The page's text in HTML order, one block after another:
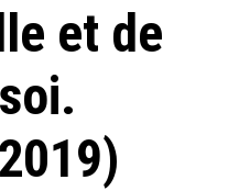
et de